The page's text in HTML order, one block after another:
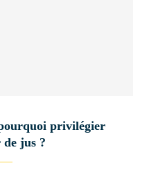
privilégier
de jus ?